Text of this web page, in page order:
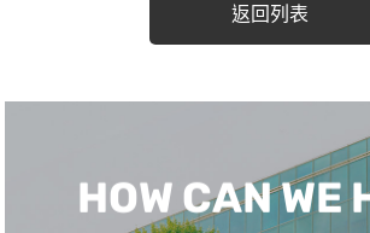
返回列表
HOW CAN WE